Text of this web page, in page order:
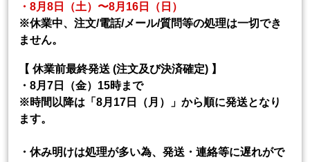
・8月8日（土）〜8月16日（日）
※休業中、注文/電話/メール/質問等の処理は一切でき
ません。
【 休業前最終発送 (注文及び決済確定) 】
・8月7日（金）15時まで
※時間以降は「8月17日（月）」から順に発送となり
ます。
・休み明けは処理が多い為、発送・連絡等に遅れがで